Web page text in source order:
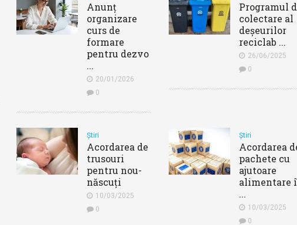
Anunț
organizare
curs de
formare
pentru dezvo
...
20/01/2026
0
Programul
colectare al
deșeurilor
reciclab ...
26/06/2025
0
Știri
Acordarea de
trusouri
pentru nou-
născuți
10/03/2025
0
Știri
Acordarea
pachete cu
ajutoare
alimentare î
...
10/03/2025
0